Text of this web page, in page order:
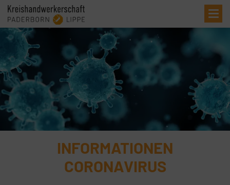
INFORMATIONEN
CORONAVIRUS